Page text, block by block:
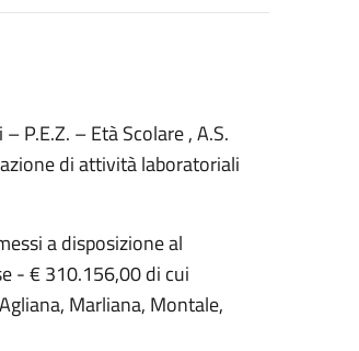
P.E.Z. – Età Scolare , A.S.
di attività laboratoriali
a disposizione al
- € 310.156,00 di cui
Marliana, Montale,